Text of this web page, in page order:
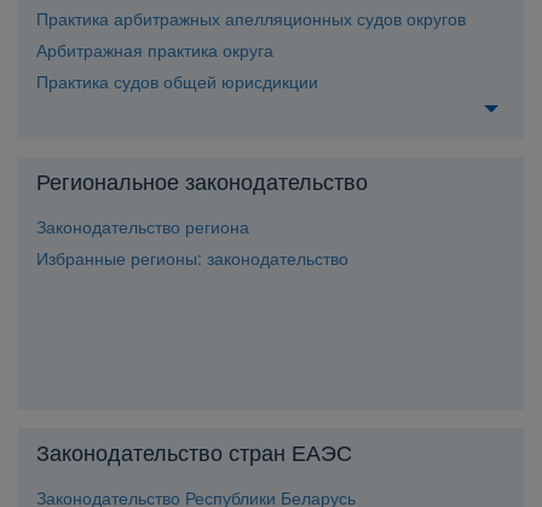
Практика арбитражных апелляционных судов округо
Арбитражная практика округа
Практика судов общей юрисдикции
Региональное законодательство
Законодательство региона
Избранные регионы: законодательство
Законодательство стран ЕАЭС
Законодательство Республики Беларусь